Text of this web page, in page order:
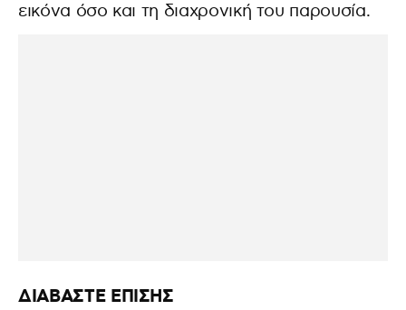
εικόνα όσο και τη διαχρονική του παρουσία.
ΔΙΑΒΑΣΤΕ ΕΠΙΣΗΣ